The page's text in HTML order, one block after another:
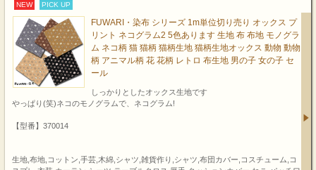
NEW PICK UP
FUWARI・染布 シリーズ 1m単位切り売り オックス プ
リント ネコグラム2 5色あります 生地 布 布地 モノグラ
ム ネコ柄 猫 猫柄 猫柄生地 猫柄生地オックス 動物 動物
柄 アニマル柄 花 花柄 レトロ 布生地 男の子 女の子 セ
ール
しっかりとしたオックス生地です
やっぱり(笑)ネコのモノグラムで、ネコグラム!
【型番】370014
生地,布地,コットン,手芸,木綿,シャツ,雑貨作り,シャツ,布団カバー,コスチューム,コ